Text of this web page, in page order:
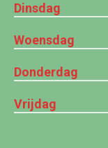
Dinsdag
Woensdag
Donderdag
Vrijdag